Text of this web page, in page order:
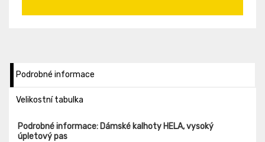
Podrobné informace
Velikostní tabulka
Podrobné informace: Dámské kalhoty HELA, vysoký
úpletový pas